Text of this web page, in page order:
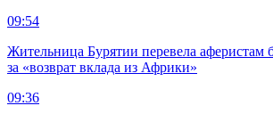
09:54
Жительница Бурятии перевела аферистам
за «возврат вклада из Африки»
09:36